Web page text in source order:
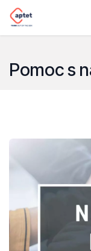
Skip to Content
Pomoc s